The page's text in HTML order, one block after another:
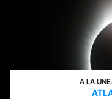
A LA UNE